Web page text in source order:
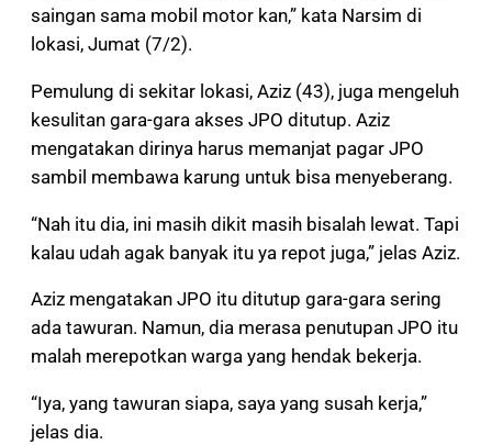
saingan sama mobil motor kan,” kata Narsim di
lokasi, Jumat (7/2).
Pemulung di sekitar lokasi, Aziz (43), juga mengeluh
kesulitan gara-gara akses JPO ditutup. Aziz
mengatakan dirinya harus memanjat pagar JPO
sambil membawa karung untuk bisa menyeberang.
“Nah itu dia, ini masih dikit masih bisalah lewat. Tapi
kalau udah agak banyak itu ya repot juga,” jelas Aziz.
Aziz mengatakan JPO itu ditutup gara-gara sering
ada tawuran. Namun, dia merasa penutupan JPO itu
malah merepotkan warga yang hendak bekerja.
“Iya, yang tawuran siapa, saya yang susah kerja,”
jelas dia.